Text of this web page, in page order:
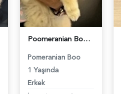
Poomeranian Boo 1 Yaşında Köpeğim Eş Arıyor - 118984093
Pomeranian Boo
1 Yaşında
Erkek